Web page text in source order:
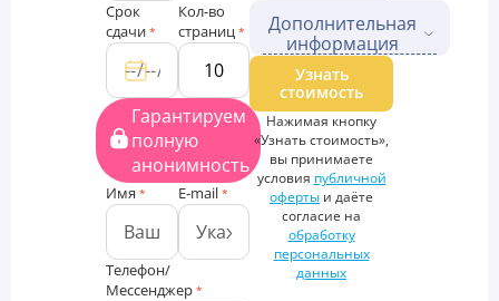
Срок
сдачи *
Кол-во
страниц *
Гарантируем
полную
анонимность
Имя * E-mail *
Телефон/
Мессенджер *
Дополнительная
информация
Дополнительные файлы
Загрузить
файлы
Дополнительная
информация
Узнать
стоимость
Нажимая кнопку
«Узнать стоимость»,
вы принимаете
условия публичной
оферты и даёте
согласие на
обработку
персональных
данных